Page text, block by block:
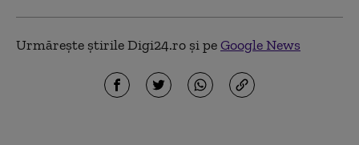
Urmărește știrile Digi24.ro și peGoogle News